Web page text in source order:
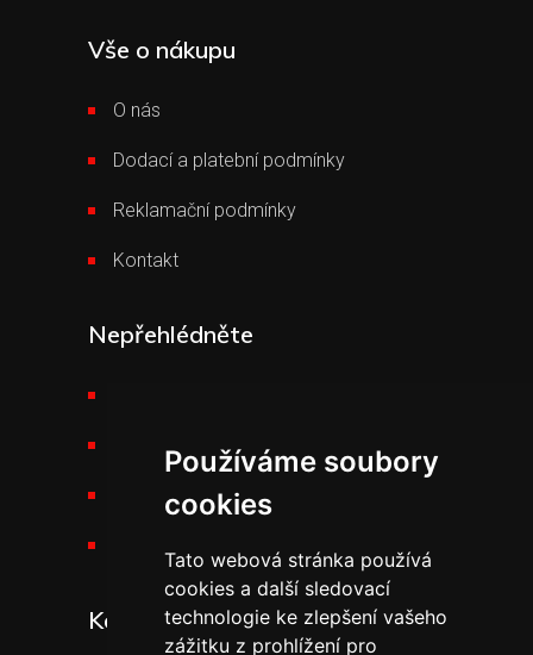
Používáme soubory
cookies
Tato webová stránka používá
cookies a další sledovací
technologie ke zlepšení vašeho
zážitku z prohlížení pro
Vše o nákupu
O nás
Dodací a platební podmínky
Reklamační podmínky
Kontakt
Nepřehlédněte
Výšková technika
Kariéra v THT
Kontakt